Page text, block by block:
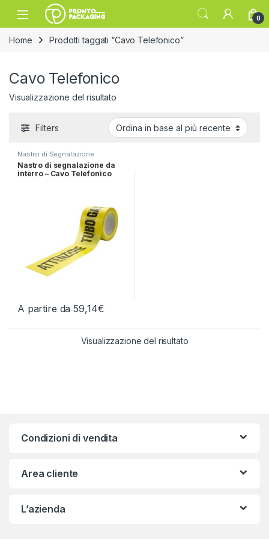
Skip to navigation
Skip to content
Open 0
Home Prodotti taggati “Cavo Telefonico”
Cavo Telefonico
Visualizzazione del risultato
Filters
Nastro di Segnalazione
Nastro di segnalazione da
interro – Cavo Telefonico
A partire da59,14€
Questo prodotto ha più varianti. Le opzioni possono essere
Visualizzazione del risultato
Condizioni di vendita
Area cliente
L’azienda